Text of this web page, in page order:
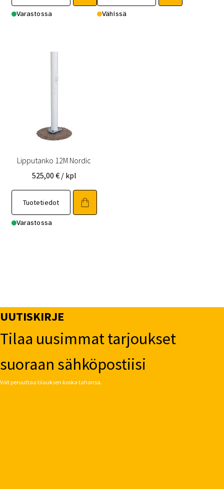
Varastossa Vähissä
Lipputanko 12M Nordic
525,00 € / kpl
Tuotetiedot
Varastossa
UUTISKIRJE
Tilaa uusimmat tarjoukset
suoraan sähköpostiisi
Voit peruuttaa tilauksen koska tahansa.